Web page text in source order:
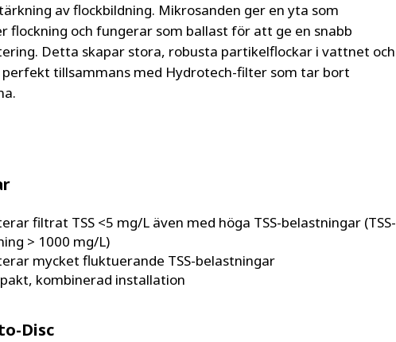
av flockbildning. Mikrosanden ger en yta som
flockning och fungerar som ballast för att ge en snabb
Detta skapar stora, robusta partikelflockar i vattnet och
tillsammans med Hydrotech-filter som tar bort
filtrat TSS <5 mg/L även med höga TSS-belastningar (TSS-
> 1000 mg/L)
mycket fluktuerande TSS-belastningar
kombinerad installation
Disc